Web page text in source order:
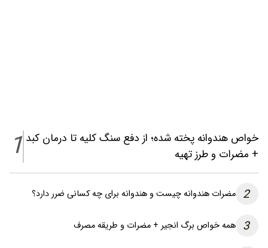
خواص هندوانه پخته شده؛ از دفع سنگ کلیه تا درمان کبد
+ مضرات و طرز تهیه
1
2 مضرات هندوانه چیست و هندوانه برای چه کسانی ضرر دارد؟
3 همه خواص برگ انجیر + مضرات و طریقه مصرف